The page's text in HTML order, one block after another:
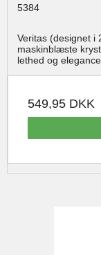
5384
Veritas (designet i
maskinblæste
lethed og
549,95 DKK